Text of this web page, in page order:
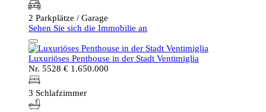
2 Parkplätze / Garage
Sehen Sie sich die Immobilie an
Luxuriöses Penthouse in der Stadt Ventimiglia
Nr. 5528 € 1.650.000
3 Schlafzimmer